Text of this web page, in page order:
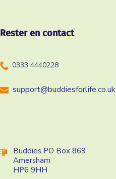
Rester en contact
0333 4440228
support@buddiesforlife.co.uk
Buddies PO Box 869
Amersham
HP6 9HH